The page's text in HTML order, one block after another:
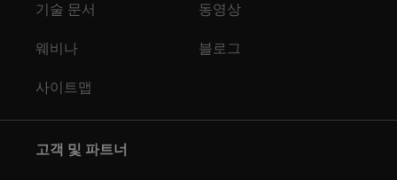
기술 문서 동영상
웨비나 블로그
사이트맵
고객 및 파트너